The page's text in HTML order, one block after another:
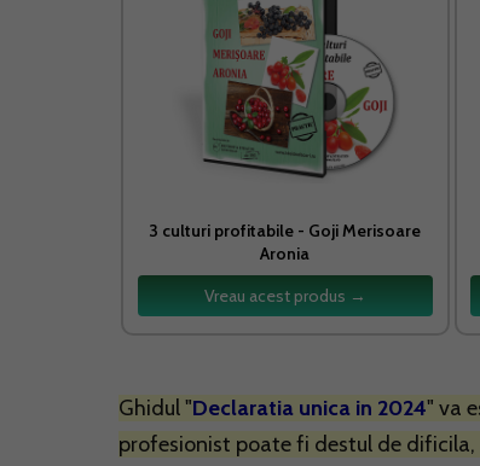
3 culturi profitabile - Goji Merisoare
Aronia
Vreau acest produs →
Ghidul "Declaratia unica in 2024" va
profesionist poate fi destul de dificila,